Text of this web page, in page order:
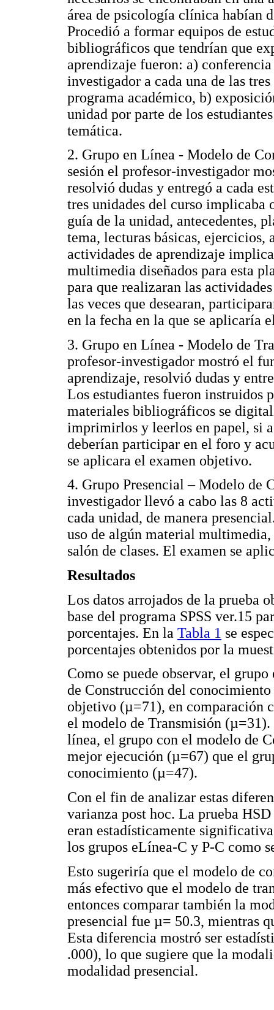
área de psicología clínica habían
Procedió a formar equipos de
bibliográficos que tendrían que
aprendizaje fueron: a)
investigador a cada una de las
programa académico, b)
unidad por parte de los
temática.
2. Grupo en Línea - Modelo de
sesión el profesor-investigador
resolvió dudas y entregó a cada
tres unidades del curso implicaba
guía de la unidad, antecedentes,
tema, lecturas básicas,
actividades de aprendizaje
multimedia diseñados para esta
para que realizaran las
las veces que desearan,
en la fecha en la que se aplicaría
3. Grupo en Línea - Modelo de
profesor-investigador mostró el
aprendizaje, resolvió dudas y
Los estudiantes fueron instruidos
materiales bibliográficos se
imprimirlos y leerlos en papel, si
deberían participar en el foro y
se aplicara el examen objetivo.
4. Grupo Presencial – Modelo de
investigador llevó a cabo las 8
cada unidad, de manera
uso de algún material
salón de clases. El examen se
Resultados
Los datos arrojados de la prueba
base del programa SPSS ver.15
porcentajes. En la Tabla 1 se
porcentajes obtenidos por la
Como se puede observar, el
de Construcción del
objetivo (µ=71), en comparación
el modelo de Transmisión
línea, el grupo con el modelo de
mejor ejecución (µ=67) que el
conocimiento (µ=47).
Con el fin de analizar estas
varianza post hoc. La prueba
eran estadísticamente
los grupos eLínea-C y P-C como
Esto sugeriría que el modelo de
más efectivo que el modelo de
entonces comparar también la
presencial fue µ= 50.3, mientras
Esta diferencia mostró ser
.000), lo que sugiere que la
modalidad presencial.